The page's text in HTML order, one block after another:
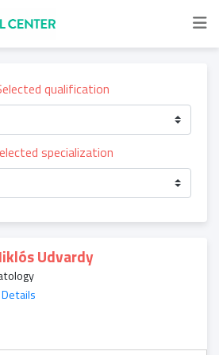
qualification
specialization
Udvardy